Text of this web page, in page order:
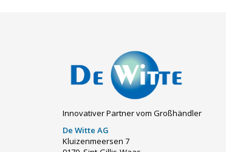
Innovativer Partner vom Großhändler
De Witte AG
Kluizenmeersen 7